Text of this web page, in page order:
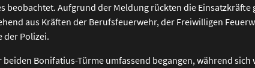
beobachtet. Aufgrund der Meldung rückten die
aus Kräften der Berufsfeuerwehr, der Freiwilligen
der Polizei.
Bonifatius-Türme umfassend begangen, während